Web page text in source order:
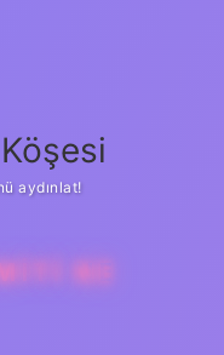
aydınlat!
NE